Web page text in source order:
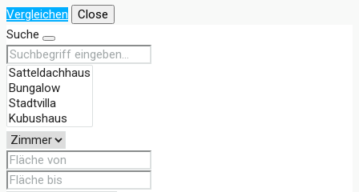
Vergleichen
Close
Suche